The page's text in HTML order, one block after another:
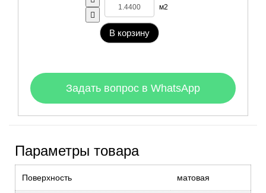
м2
В корзину
Задать вопрос в WhatsApp
Параметры товара
Поверхность матовая